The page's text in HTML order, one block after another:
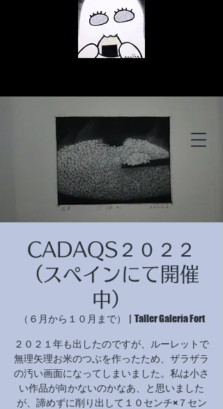
© Copyright
© Copyright
CADAQS２０２２
（スペインにて開催
中）
（６月から１０月まで）
  |
Taller Galeria Fort
２０２１年も出したのですが、ルーレットで
無理矢理お米のつぶを作ったため、ザラザラ
の汚い画面になってしまいました。私は小さ
い作品が向かないのかなあ、と思いました
が、諦めずに削り出して１０センチ×７セン